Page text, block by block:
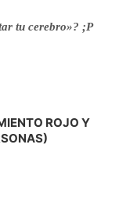
tu cerebro»? ;P
ROJO Y